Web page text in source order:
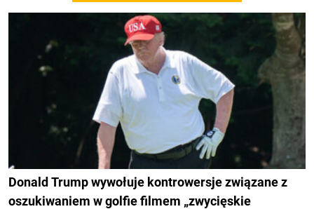
Donald Trump wywołuje kontrowersje związane z
oszukiwaniem w golfie filmem „zwycięskie